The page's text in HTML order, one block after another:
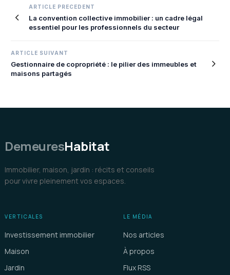
Navigation
de
ARTICLE PRECEDENT
La convention collective immobilier : un cadre légal
essentiel pour les professionnels du secteur
ARTICLE SUIVANT
Gestionnaire de copropriété : le pilier des immeubles et
maisons partagés
DemeuresHabitat
Immobilier, maison, jardin : récits et conseils
pour vivre pleinement vos espaces.
VERTICALES
Investissement immobilier
Maison
Jardin
LE MÉDIA
Nos articles
À propos
Flux RSS